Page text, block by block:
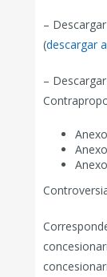
–
(descargar
–